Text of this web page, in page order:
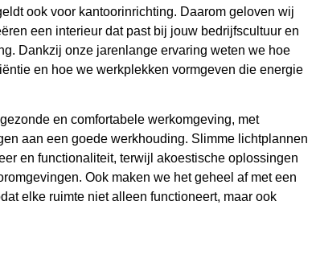
ook voor kantoorinrichting. Daarom geloven wij
een interieur dat past bij jouw bedrijfscultuur en
Dankzij onze jarenlange ervaring weten we hoe
en hoe we werkplekken vormgeven die energie
en comfortabele werkomgeving, met
aan een goede werkhouding. Slimme lichtplannen
en functionaliteit, terwijl akoestische oplossingen
Ook maken we het geheel af met een
elke ruimte niet alleen functioneert, maar ook